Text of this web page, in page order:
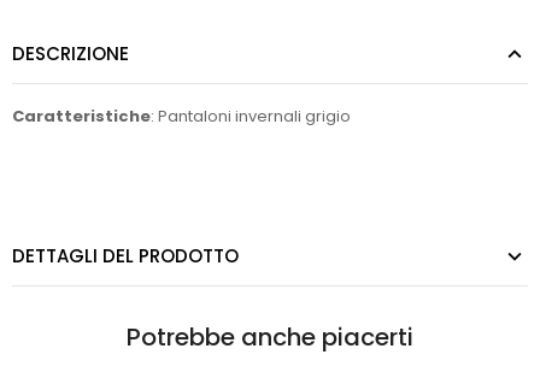
DESCRIZIONE
Caratteristiche: Pantaloni invernali grigio
DETTAGLI DEL PRODOTTO
Potrebbe anche piacerti